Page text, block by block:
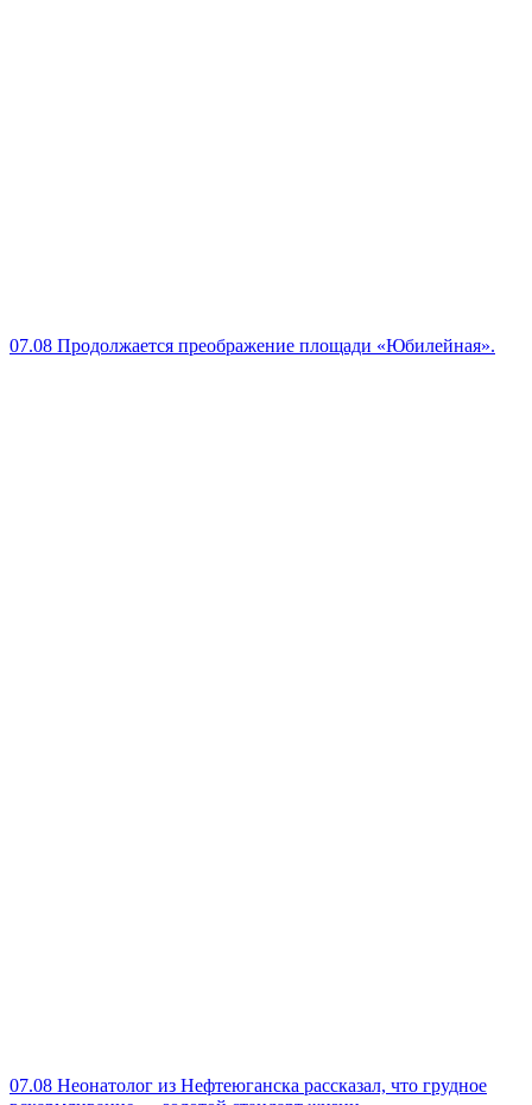
07.08 Продолжается преображение площади «Юбилейная».
07.08 Неонатолог из Нефтеюганска рассказал, что грудное